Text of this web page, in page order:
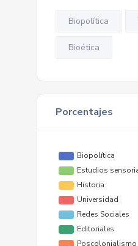
Biopolítica
Bioética
Porcentajes